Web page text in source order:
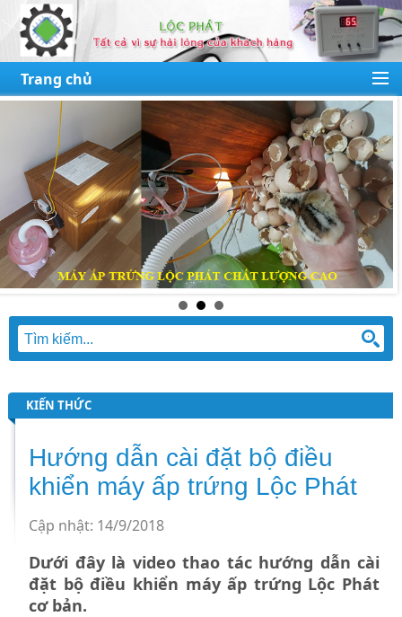
Trang chủ
KIẾN THỨC
Hướng dẫn cài đặt bộ điều
khiển máy ấp trứng Lộc Phát
Cập nhật: 14/9/2018
Dưới đây là video thao tác hướng dẫn cài
đặt bộ điều khiển máy ấp trứng Lộc Phát
cơ bản.